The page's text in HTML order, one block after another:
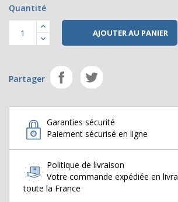
Quantité
AJOUTER AU PANIER
Partager
Garanties sécurité
Paiement sécurisé en ligne
Politique de livraison
Votre commande expédiée en
toute la France